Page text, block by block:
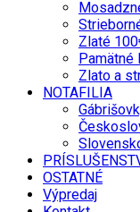
Zlaté
Pamätné
Zlato a
NOTAFILIA
OSTATNÉ
Výpredaj